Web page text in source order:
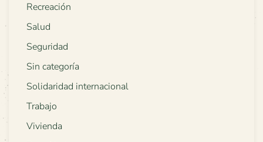
Recreación
Salud
Seguridad
Sin categoría
Solidaridad internacional
Trabajo
Vivienda